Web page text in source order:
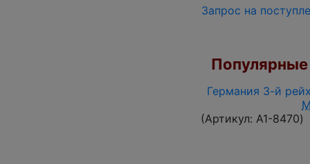
Запрос на
Германия 3-й
(Артикул: A1-8470)